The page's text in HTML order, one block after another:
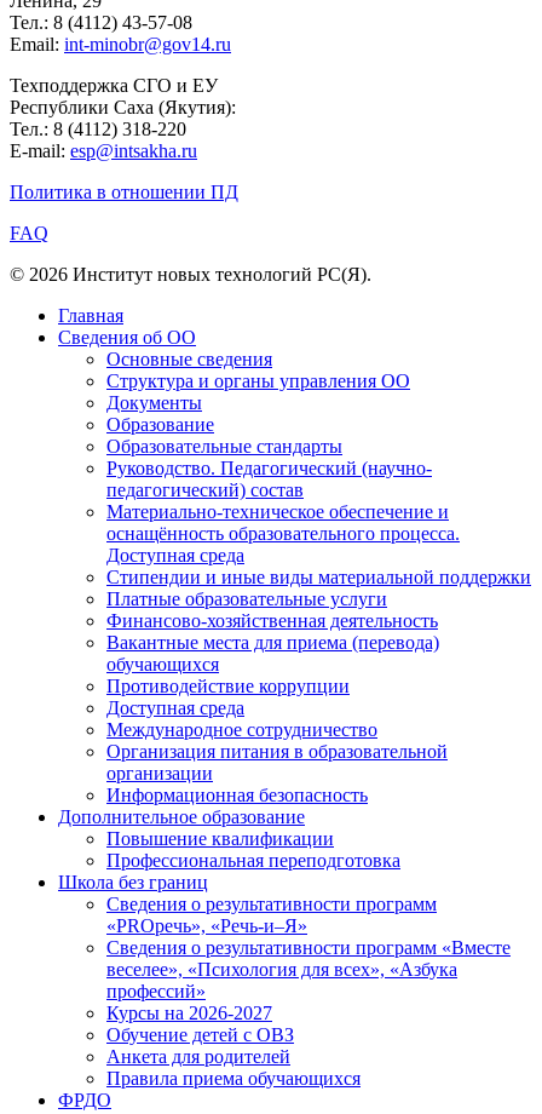
Тел.: 8 (4112) 43-57-08
Email: int-minobr@gov14.ru
Техподдержка СГО и ЕУ
Республики Саха (Якутия):
Тел.: 8 (4112) 318-220
E-mail: esp@intsakha.ru
Политика в отношении ПД
FAQ
© 2026 Институт новых технологий РС(Я).
Главная
Сведения об ОО
Основные сведения
Структура и органы управления ОО
Документы
Образование
Образовательные стандарты
Руководство. Педагогический (научно-
педагогический) состав
Материально-техническое обеспечение и
оснащённость образовательного процесса.
Доступная среда
Стипендии и иные виды материальной поддержки
Платные образовательные услуги
Финансово-хозяйственная деятельность
Вакантные места для приема (перевода)
обучающихся
Противодействие коррупции
Доступная среда
Международное сотрудничество
Организация питания в образовательной
организации
Информационная безопасность
Дополнительное образование
Повышение квалификации
Профессиональная переподготовка
Школа без границ
Сведения о результативности программ
«PROречь», «Речь-и–Я»
Сведения о результативности программ «Вместе
веселее», «Психология для всех», «Азбука
профессий»
Курсы на 2026-2027
Обучение детей с ОВЗ
Анкета для родителей
Правила приема обучающихся
ФРДО